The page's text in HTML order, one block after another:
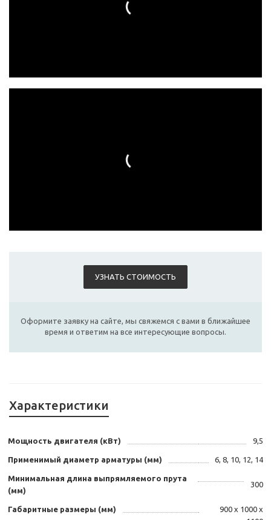
УЗНАТЬ СТОИМОСТЬ
Оформите заявку на сайте, мы свяжемся с вами в ближайшее
время и ответим на все интересующие вопросы.
Характеристики
Мощность двигателя (кВт) 9,5
Применимый диаметр арматуры (мм) 6, 8, 10, 12, 14
Минимальная длина выпрямляемого прута
(мм)
300
Габаритные размеры (мм)
900 х 1000 х